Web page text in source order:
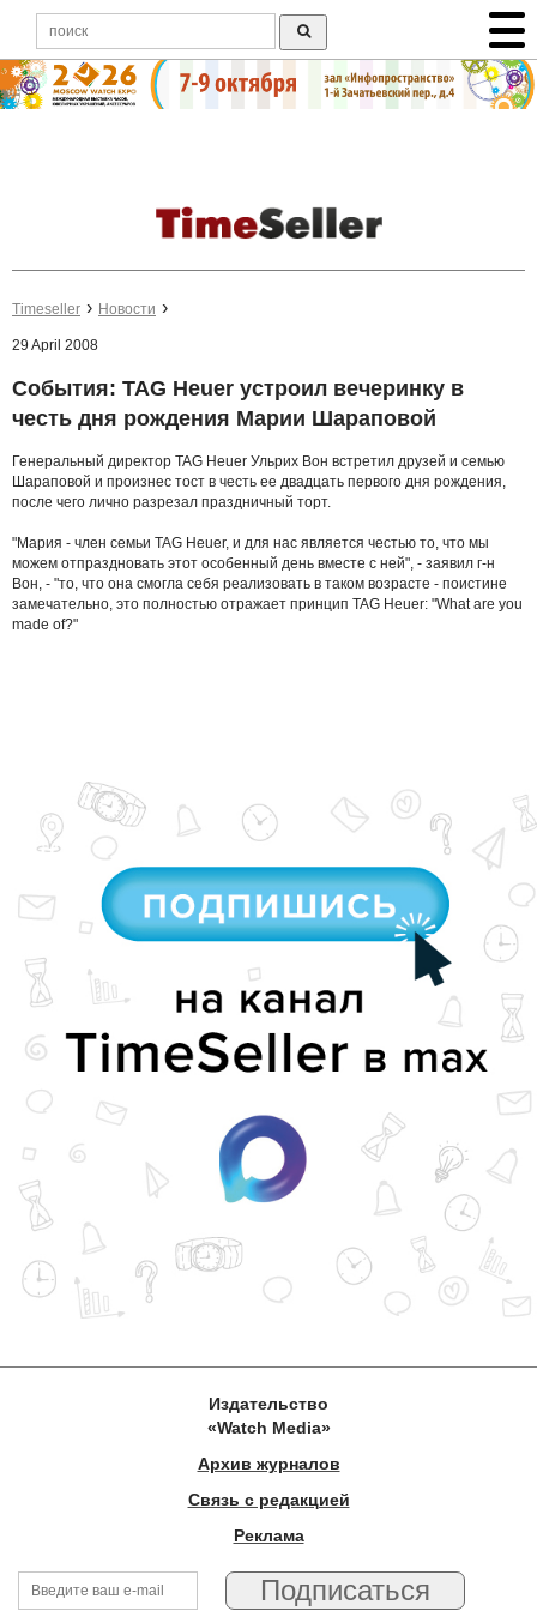
Timeseller Новости
29 April 2008
События: TAG Heuer устроил вечеринку в
честь дня рождения Марии Шараповой
Генеральный директор TAG Heuer Ульрих Вон встретил друзей и семью
Шараповой и произнес тост в честь ее двадцать первого дня рождения,
после чего лично разрезал праздничный торт.
"Мария - член семьи TAG Heuer, и для нас является честью то, что мы
можем отпраздновать этот особенный день вместе с ней", - заявил г-н
Вон, - "то, что она смогла себя реализовать в таком возрасте - поистине
замечательно, это полностью отражает принцип TAG Heuer: "What are you
made of?"
Издательство
«Watch Media»
Архив журналов
Связь с редакцией
Реклама